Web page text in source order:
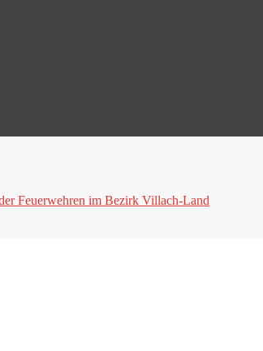
Feuerwehren im Bezirk Villach-Land